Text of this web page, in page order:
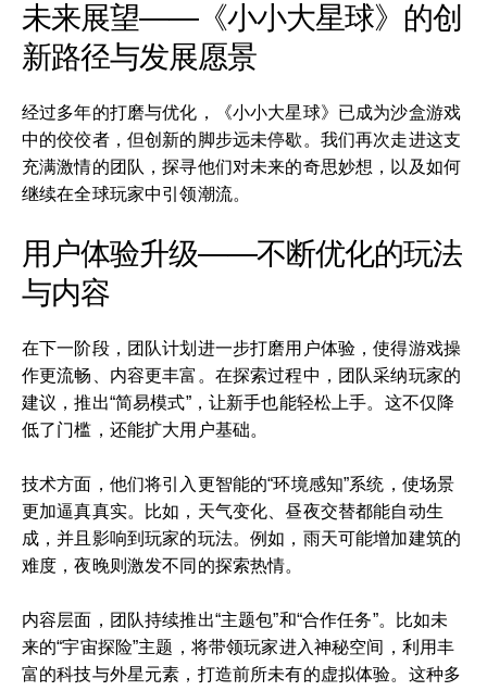
未来展望——《小小大星球》的创
新路径与发展愿景
经过多年的打磨与优化，《小小大星球》已成为沙盒游戏
中的佼佼者，但创新的脚步远未停歇。我们再次走进这支
充满激情的团队，探寻他们对未来的奇思妙想，以及如何
继续在全球玩家中引领潮流。
用户体验升级——不断优化的玩法
与内容
在下一阶段，团队计划进一步打磨用户体验，使得游戏操
作更流畅、内容更丰富。在探索过程中，团队采纳玩家的
建议，推出“简易模式”，让新手也能轻松上手。这不仅降
低了门槛，还能扩大用户基础。
技术方面，他们将引入更智能的“环境感知”系统，使场景
更加逼真真实。比如，天气变化、昼夜交替都能自动生
成，并且影响到玩家的玩法。例如，雨天可能增加建筑的
难度，夜晚则激发不同的探索热情。
内容层面，团队持续推出“主题包”和“合作任务”。比如未
来的“宇宙探险”主题，将带领玩家进入神秘空间，利用丰
富的科技与外星元素，打造前所未有的虚拟体验。这种多